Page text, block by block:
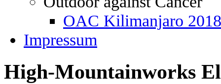
OAC Kilimanjaro 2018
Impressum
High-Mountainworks